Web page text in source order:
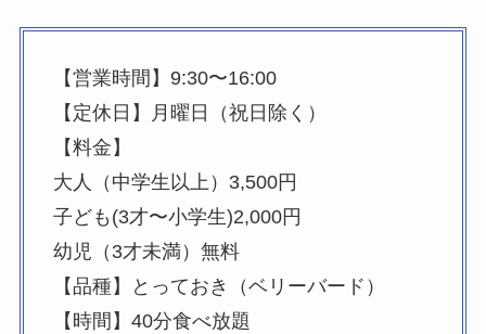
【営業時間】9:30〜16:00
【定休日】月曜日（祝日除く）
【料金】
大人（中学生以上）3,500円
子ども(3才〜小学生)2,000円
幼児（3才未満）無料
【品種】とっておき（ベリーバード）
【時間】40分食べ放題